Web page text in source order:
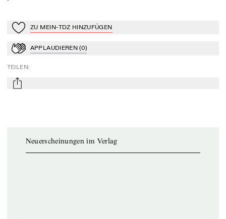
Zu Mein-TdZ hinzufügen
ZU MEIN-TDZ HINZUFÜGEN
ApplaudierenAPPLAUDIEREN (0)
TEILEN:
mail
Neuerscheinungen im Verlag